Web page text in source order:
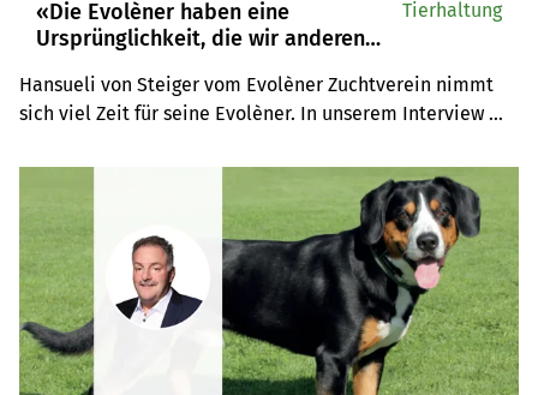
«Die Evolèner haben eine
Ursprünglichkeit, die wir anderen
Hansueli von Steiger vom Evolèner Zuchtverein nimmt
sich viel Zeit für seine Evolèner. In unserem Interview
Tierhaltung